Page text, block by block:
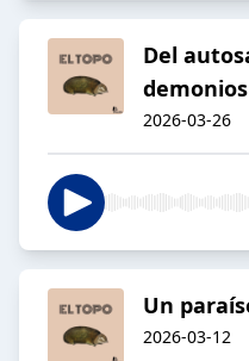
Del
demonios
2026-03-26
Un
2026-03-12